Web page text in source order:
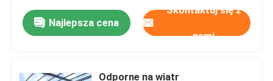
Najlepsza cena
Skontaktuj się z
nami
Odporne na wiatr